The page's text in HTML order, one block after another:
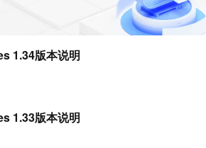
1.34版本说明
1.33版本说明